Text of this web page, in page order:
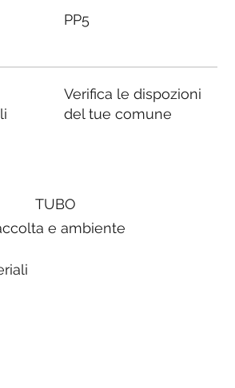
PP5
Verifica le dispozioni
del tue comune
TUBO
e ambiente